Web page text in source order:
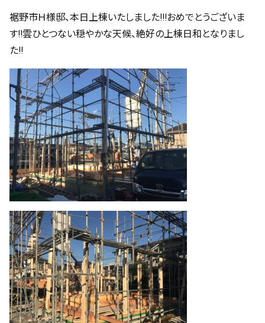
裾野市Ｈ様邸、本日上棟いたしました!!!おめでとうございま
す!!雲ひとつない穏やかな天候、絶好の上棟日和となりまし
た!!